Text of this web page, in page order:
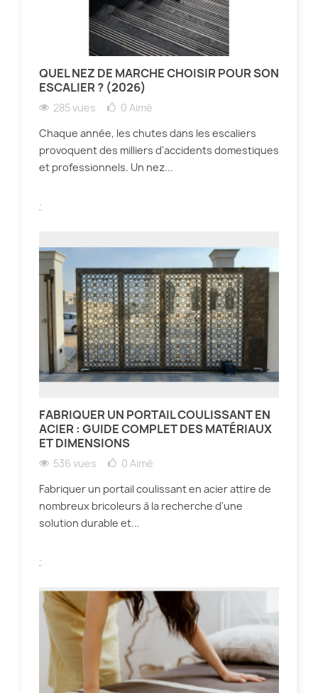
QUEL NEZ DE MARCHE CHOISIR POUR SON
ESCALIER ? (2026)
285 vues 0 Aimé
Chaque année, les chutes dans les escaliers
provoquent des milliers d'accidents domestiques
et professionnels. Un nez...
.
FABRIQUER UN PORTAIL COULISSANT EN
ACIER : GUIDE COMPLET DES MATÉRIAUX
ET DIMENSIONS
536 vues 0 Aimé
Fabriquer un portail coulissant en acier attire de
nombreux bricoleurs à la recherche d'une
solution durable et...
.